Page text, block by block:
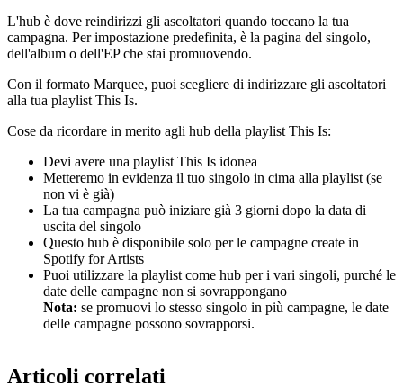
L'hub è dove reindirizzi gli ascoltatori quando toccano la tua
campagna. Per impostazione predefinita, è la pagina del singolo,
dell'album o dell'EP che stai promuovendo.
Con il formato Marquee, puoi scegliere di indirizzare gli ascoltatori
alla tua playlist This Is.
Cose da ricordare in merito agli hub della playlist This Is:
Devi avere una playlist This Is idonea
Metteremo in evidenza il tuo singolo in cima alla playlist (se
non vi è già)
La tua campagna può iniziare già 3 giorni dopo la data di
uscita del singolo
Questo hub è disponibile solo per le campagne create in
Spotify for Artists
Puoi utilizzare la playlist come hub per i vari singoli, purché le
date delle campagne non si sovrappongano
Nota: se promuovi lo stesso singolo in più campagne, le date
delle campagne possono sovrapporsi.
Articoli correlati